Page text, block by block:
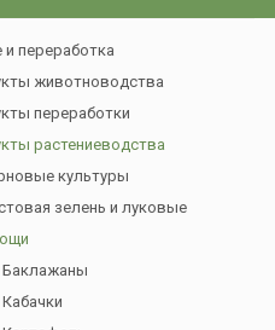
переработка
животноводства
переработки
растениеводства
культуры
зелень и луковые
Баклажаны
Кабачки